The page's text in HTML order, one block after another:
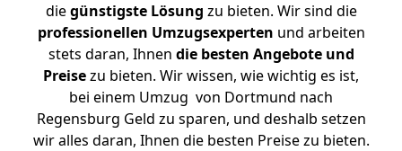
diegünstigste Lösung zu bieten. Wir sind die
professionellen Umzugsexperten und arbeiten
stets daran, Ihnen die besten Angebote und
Preisezu bieten. Wir wissen, wie wichtig es ist,
bei einem Umzug von Dortmund nach
Regensburg Geld zu sparen, und deshalb setzen
wir alles daran, Ihnen die besten Preise zu bieten.